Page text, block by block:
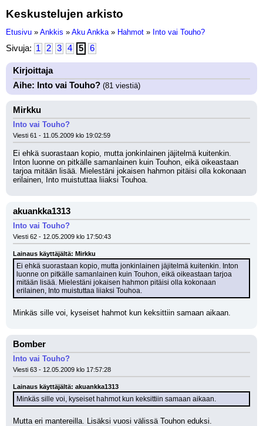
Keskustelujen arkisto
Etusivu » Ankkis » Aku Ankka » Hahmot » Into vai Touho?
Sivuja: 1 2 3 4 5 6
Kirjoittaja
Aihe: Into vai Touho? (81 viestiä)
Mirkku
Into vai Touho?
Viesti 61 - 11.05.2009 klo 19:02:59
Ei ehkä suorastaan kopio, mutta jonkinlainen jäjitelmä kuitenkin.
Inton luonne on pitkälle samanlainen kuin Touhon, eikä oikeastaan
tarjoa mitään lisää. Mielestäni jokaisen hahmon pitäisi olla kokonaan
erilainen, Into muistuttaa liiaksi Touhoa.
akuankka1313
Into vai Touho?
Viesti 62 - 12.05.2009 klo 17:50:43
Lainaus käyttäjältä: Mirkku
Ei ehkä suorastaan kopio, mutta jonkinlainen jäjitelmä kuitenkin. Inton
luonne on pitkälle samanlainen kuin Touhon, eikä oikeastaan tarjoa
mitään lisää. Mielestäni jokaisen hahmon pitäisi olla kokonaan
erilainen, Into muistuttaa liiaksi Touhoa.
Minkäs sille voi, kyseiset hahmot kun keksittiin samaan aikaan.
Bomber
Into vai Touho?
Viesti 63 - 12.05.2009 klo 17:57:28
Lainaus käyttäjältä: akuankka1313
Minkäs sille voi, kyseiset hahmot kun keksittiin samaan aikaan.
Mutta eri mantereilla. Lisäksi vuosi välissä Touhon eduksi.